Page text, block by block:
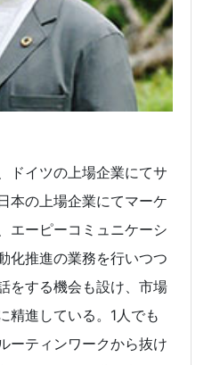
ドイツの上場企業にてサ
本の上場企業にてマーケ
エーピーコミュニケーシ
化推進の業務を行いつつ
をする機会も設け、市場
精進している。1人でも
ーティンワークから抜け